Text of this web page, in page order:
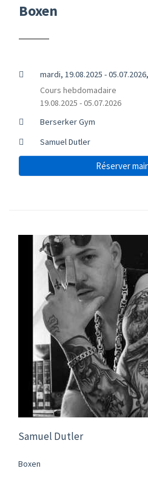
Boxen
mardi, 19.08.2025 -
Cours hebdomadaire
19.08.2025 - 05.07.2026
Berserker Gym
Samuel Dutler
Réserver
Samuel Dutler
Boxen